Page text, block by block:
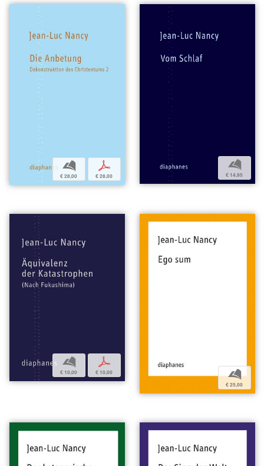
b
€ 28,00
p
€ 28,00
b
€ 14,95
b
€ 10,00
p
€ 10,00 b
€ 25,00